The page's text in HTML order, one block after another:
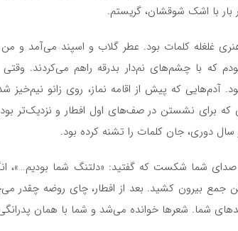
بار با اشک شوقشان، گریستم.
غلغله کلمات بود. عطر گلاب و اسپند می‌آمد و
که با چشم‌های نم‌دار بدرقه راهم می‌کردند.
که پیش از اقامه نماز، روی زانو نیم‌خیز
که برای نشستن در صف‌های اول افطار و نزدیک‌تر
دوری، جان کلمات را تشنه کرده بود.
شما شکست که گفتید: «دلتنگ شما بودیم…»،
جمع بیرون کشید. بعد از افطار، چای روضه چقدر
شما. شعرها خوانده می‌شد و شما با همان